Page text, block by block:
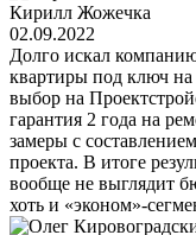
Кирилл Жожечка
02.09.2022
Долго искал
квартиры под ключ
выбор на
гарантия 2 года на
замеры с
проекта. В итоге
вообще не выглядит
хоть и «эконом»-